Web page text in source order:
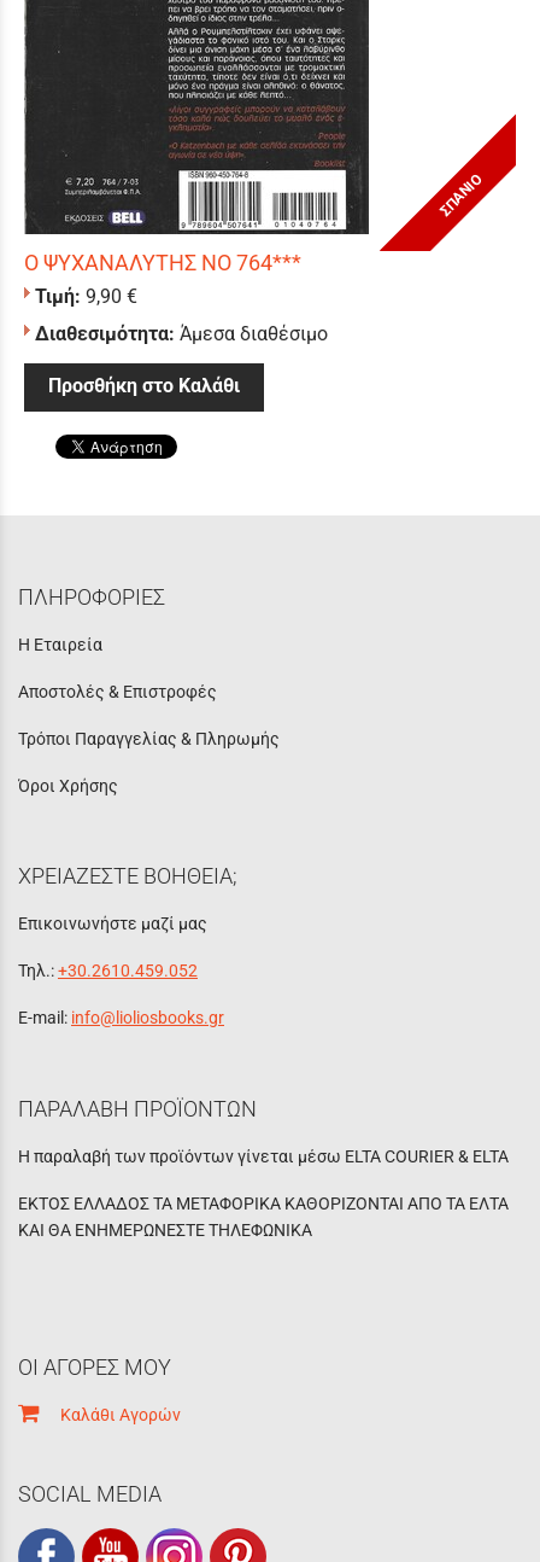
ΣΠΑΝΙΟ
Ο ΨΥΧΑΝΑΛΥΤΗΣ ΝΟ 764***
Τιμή: 9,90 €
Διαθεσιμότητα: Άμεσα διαθέσιμο
Προσθήκη στο Καλάθι
ΠΛΗΡΟΦΟΡΙΕΣ
Η Εταιρεία
Αποστολές & Επιστροφές
Τρόποι Παραγγελίας & Πληρωμής
Όροι Χρήσης
ΧΡΕΙΑΖΕΣΤΕ ΒΟΗΘΕΙΑ;
Επικοινωνήστε μαζί μας
Τηλ.:+30.2610.459.052
E-mail: info@lioliosbooks.gr
ΠΑΡΑΛΑΒΗ ΠΡΟΪΟΝΤΩΝ
Η παραλαβή των προϊόντων γίνεται μέσω ELTA COURIER & ELTA
ΕΚΤΟΣ ΕΛΛΑΔΟΣ ΤΑ ΜΕΤΑΦΟΡΙΚΑ ΚΑΘΟΡΙΖΟΝΤΑΙ ΑΠΟ ΤΑ ΕΛΤΑ
ΚΑΙ ΘΑ ΕΝΗΜΕΡΩΝΕΣΤΕ ΤΗΛΕΦΩΝΙΚΑ
ΟΙ ΑΓΟΡΕΣ ΜΟΥ
Καλάθι Αγορών
SOCIAL MEDIA